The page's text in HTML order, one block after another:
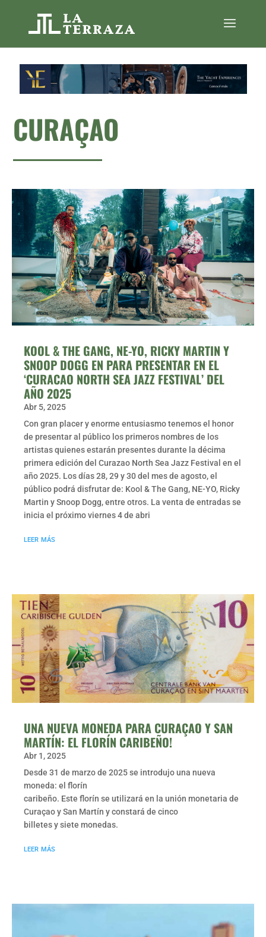
CURAÇAO
KOOL & THE GANG, NE-YO, RICKY MARTIN Y
SNOOP DOGG EN PARA PRESENTAR EN EL
‘CURACAO NORTH SEA JAZZ FESTIVAL’ DEL
AÑO 2025
Abr 5, 2025
Con gran placer y enorme entusiasmo tenemos el honor
de presentar al público los primeros nombres de los
artistas quienes estarán presentes durante la décima
primera edición del Curazao North Sea Jazz Festival en el
año 2025. Los días 28, 29 y 30 del mes de agosto, el
público podrá disfrutar de: Kool & The Gang, NE-YO, Ricky
Martin y Snoop Dogg, entre otros. La venta de entradas se
inicia el próximo viernes 4 de abri
leer más
UNA NUEVA MONEDA PARA CURAÇAO Y SAN
MARTÍN: EL FLORÍN CARIBEÑO!
Abr 1, 2025
Desde 31 de marzo de 2025 se introdujo una nueva
moneda: el florín
caribeño. Este florín se utilizará en la unión monetaria de
Curaçao y San Martín y constará de cinco
billetes y siete monedas.
leer más